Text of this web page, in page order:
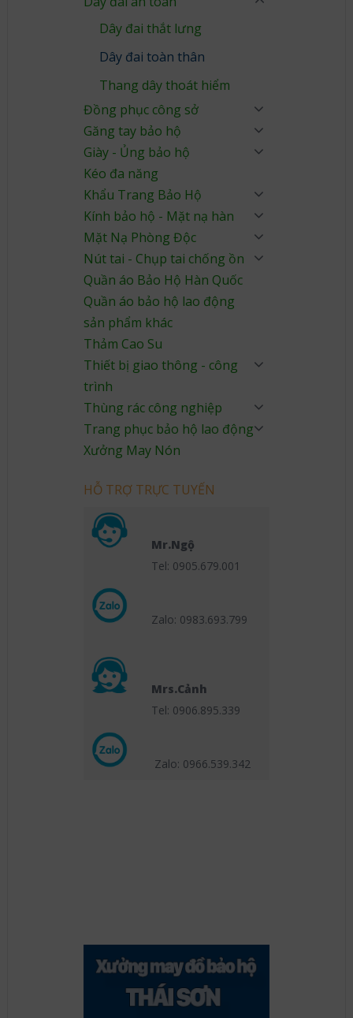
Dây đai thắt lưng
Dây đai toàn thân
Thang dây thoát hiểm
Đồng phục công sở
Găng tay bảo hộ
Giày - Ủng bảo hộ
Kéo đa năng
Khẩu Trang Bảo Hộ
Kính bảo hộ - Mặt nạ hàn
Mặt Nạ Phòng Độc
Nút tai - Chụp tai chống ồn
Quần áo Bảo Hộ Hàn Quốc
Quần áo bảo hộ lao động
sản phẩm khác
Thảm Cao Su
Thiết bị giao thông - công
trình
Thùng rác công nghiệp
Trang phục bảo hộ lao động
Xưởng May Nón
HỖ TRỢ TRỰC TUYẾN
Mr.Ngộ
Tel: 0905.679.001
Zalo: 0983.693.799
Mrs.Cảnh
Tel: 0906.895.339
Zalo: 0966.539.342